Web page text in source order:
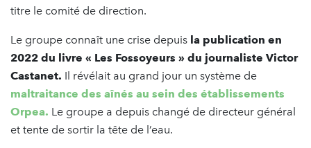
titre le comité de direction.
Le groupe connaît une crise depuis la publication en
2022 du livre « Les Fossoyeurs » du journaliste Victor
Castanet. Il révélait au grand jour un système de
maltraitance des aînés au sein des établissements
Orpea. Le groupe a depuis changé de directeur général
et tente de sortir la tête de l’eau.